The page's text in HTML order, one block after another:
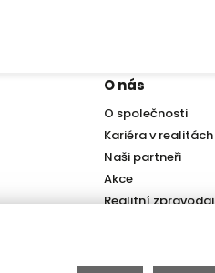
O nás
O společnosti
Kariéra v realitách
Naši partneři
Akce
Realitní zpravodaj